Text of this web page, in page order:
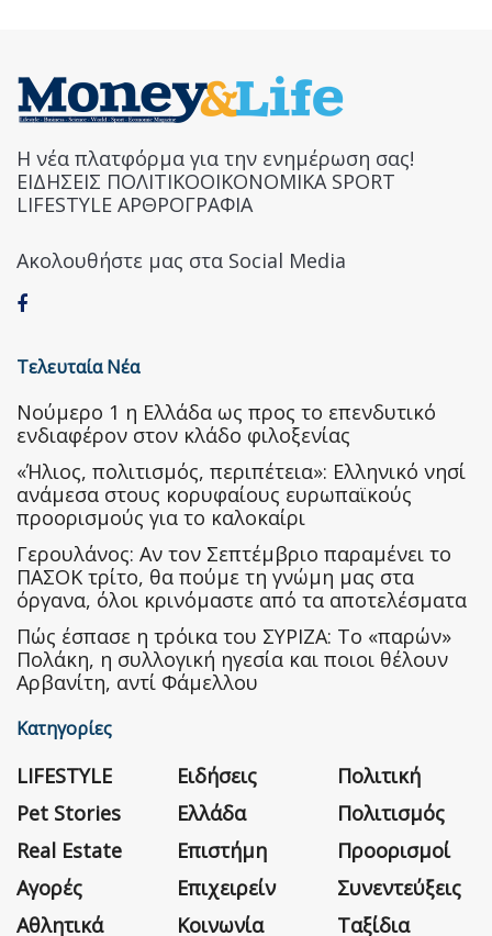
Η νέα πλατφόρμα για την ενημέρωση σας!
ΕΙΔΗΣΕΙΣ ΠΟΛΙΤΙΚΟΟΙΚΟΝΟΜΙΚΑ SPORT
LIFESTYLE ΑΡΘΡΟΓΡΑΦΙΑ
Ακολουθήστε μας στα Social Media
Τελευταία Νέα
Nούμερο 1 η Ελλάδα ως προς το επενδυτικό
ενδιαφέρον στον κλάδο φιλοξενίας
«Ήλιος, πολιτισμός, περιπέτεια»: Ελληνικό νησί
ανάμεσα στους κορυφαίους ευρωπαϊκούς
προορισμούς για το καλοκαίρι
Γερουλάνος: Αν τον Σεπτέμβριο παραμένει το
ΠΑΣΟΚ τρίτο, θα πούμε τη γνώμη μας στα
όργανα, όλοι κρινόμαστε από τα αποτελέσματα
Πώς έσπασε η τρόικα του ΣΥΡΙΖΑ: Το «παρών»
Πολάκη, η συλλογική ηγεσία και ποιοι θέλουν
Αρβανίτη, αντί Φάμελλου
Κατηγορίες
LIFESTYLE
Pet Stories
Real Estate
Αγορές
Αθλητικά
Ειδήσεις
Ελλάδα
Επιστήμη
Επιχειρείν
Κοινωνία
Πολιτική
Πολιτισμός
Προορισμοί
Συνεντεύξεις
Ταξίδια